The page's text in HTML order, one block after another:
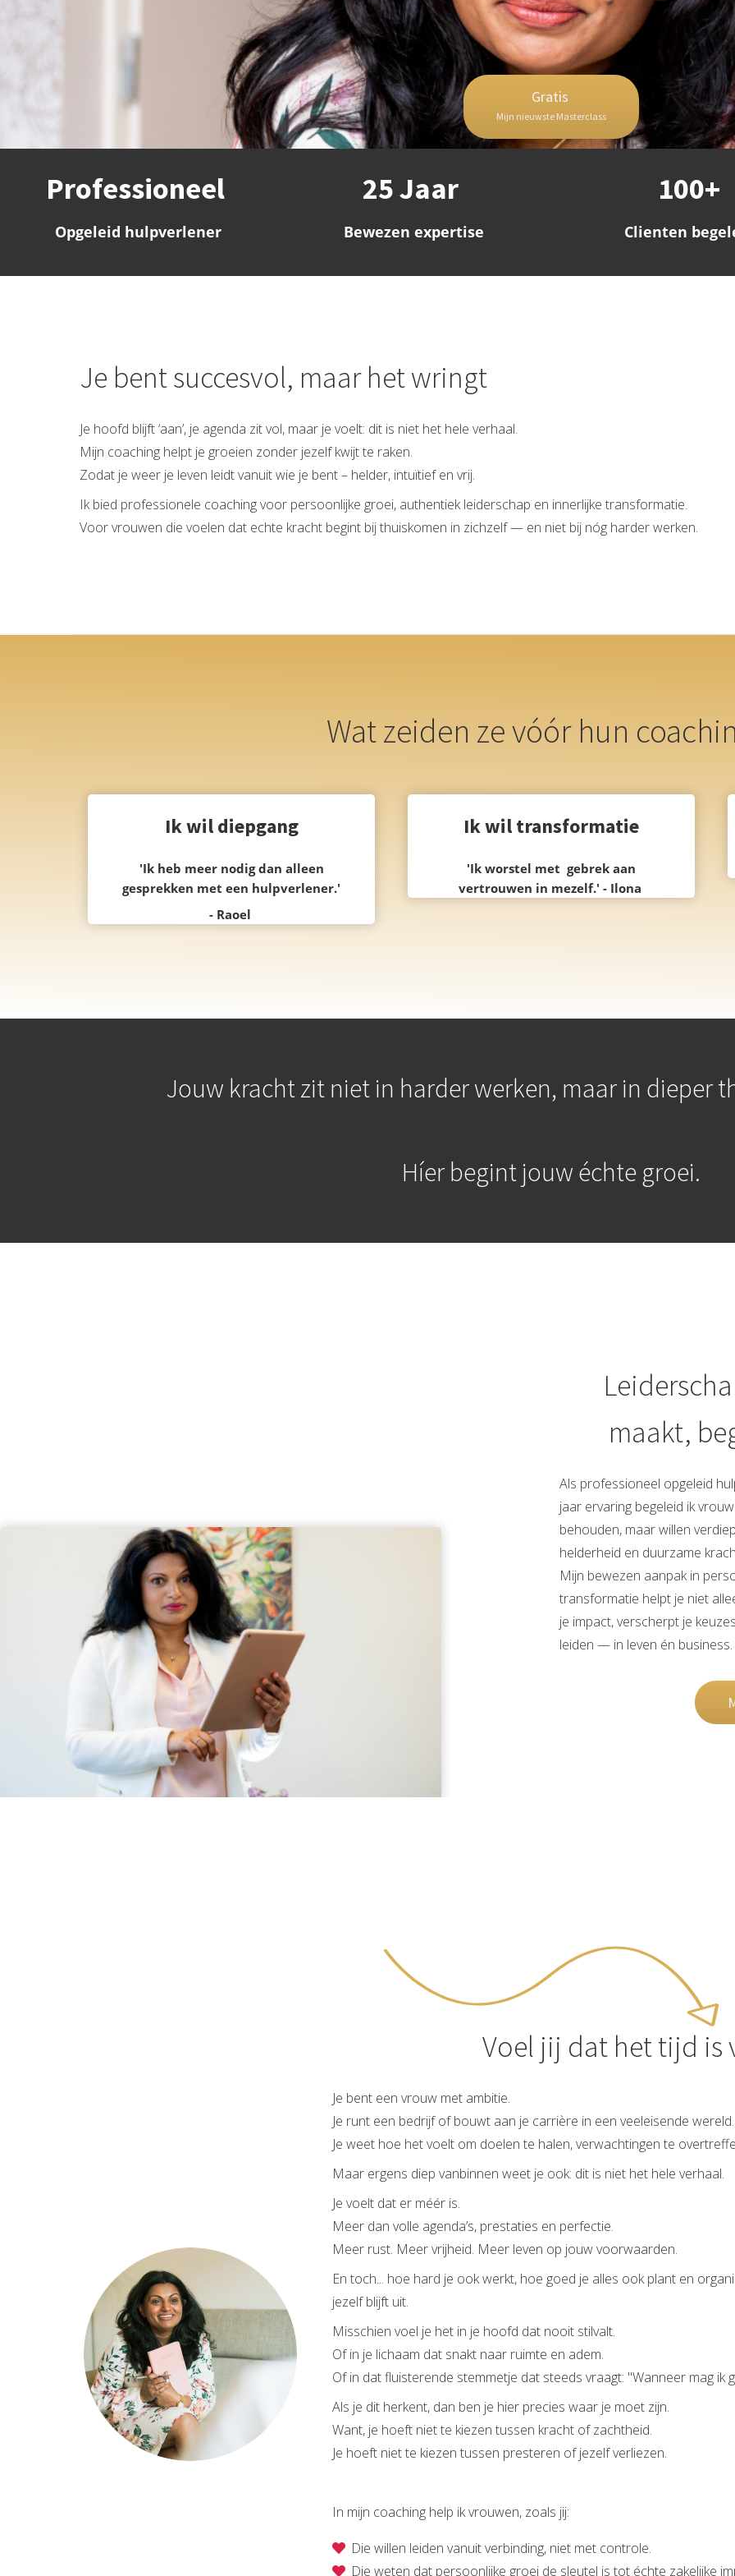
Gratis
Mijn nieuwste Masterclass
Professioneel
Opgeleid hulpverlener
25 Jaar
Bewezen expertise
100+
Clienten
Je bent succesvol, maar het wringt
Je hoofd blijft ‘aan’, je agenda zit vol, maar je voelt: dit is niet het hele verhaal.
Mijn coaching helpt je groeien zonder jezelf kwijt te raken.
Zodat je weer je leven leidt vanuit wie je bent – helder, intuïtief en vrij.
Ik bied professionele coaching voor persoonlijke groei, authentiek leiderschap en innerlijke transformatie.
Voor vrouwen die voelen dat echte kracht begint bij thuiskomen in zichzelf — en niet bij nóg harder werken.
Wat zeiden ze vóór hun
Ik wil diepgang
'Ik heb meer nodig dan alleen
gesprekken met een hulpverlener.'
- Raoel
Ik wil transformatie
'Ik worstel met gebrek aan
vertrouwen in mezelf.' -Ilona
Jouw kracht zit niet in harder werken, maar in dieper
Híer begint jouw échte groei.
maakt,
Als professioneel opgeleid
jaar ervaring begeleid ik
behouden, maar willen
helderheid en duurzame
Mijn bewezen aanpak in
transformatie helpt je niet
je impact, verscherpt je
leiden — in leven én business.
Voel jij dat het tijd is
Je bent een vrouw met ambitie.
Je runt een bedrijf of bouwt aan je carrière in een veeleisende wereld.
Je weet hoe het voelt om doelen te halen, verwachtingen te
Maar ergens diep vanbinnen weet je ook: dit is niet het hele verhaal.
Je voelt dat er méér is.
Meer dan volle agenda’s, prestaties en perfectie.
Meer rust. Meer vrijheid. Meer leven op jouw voorwaarden.
En toch... hoe hard je ook werkt, hoe goed je alles ook plant en
jezelf blijft uit.
Misschien voel je het in je hoofd dat nooit stilvalt.
Of in je lichaam dat snakt naar ruimte en adem.
Of in dat fluisterende stemmetje dat steeds vraagt: "Wanneer mag ik
Als je dit herkent, dan ben je hier precies waar je moet zijn.
Want, je hoeft niet te kiezen tussen kracht of zachtheid.
Je hoeft niet te kiezen tussen presteren of jezelf verliezen.
In mijn coaching help ik vrouwen, zoals jij:
Die willen leiden vanuit verbinding, niet met controle.
Die weten dat persoonlijke groei de sleutel is tot échte zakelijke